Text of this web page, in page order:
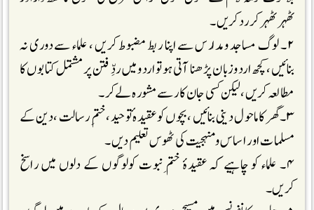
ٹھہر ٹھہر کر رد کریں ۔
۲۔ لوگ مساجد ومدارس سے اپنا ربط مضبوط کریں ، علماء سے دوری نہ
بنائیں ، کچھ اردوزبان پڑھنا آتی ہو تو اردو میں ردِّ فتن پر مشتمل کتابوں کا
مطالعہ کریں ،لیکن کسی جان کار سے مشورہ لے کر ۔
۳۔ گھر کا ماحول دینی بنائیں ، بچوں کو عقیدہ ٔتوحید ،ختم ِرسالت ،دین کے
مسلمات اور اساس ومنہجیت کی ٹھوس تعلیم دیں ۔
۴۔ علماء کو چاہیے کہ عقیدۂ ختم ِنبوت کولوگوں کے دلوں میں راسخ
کریں۔